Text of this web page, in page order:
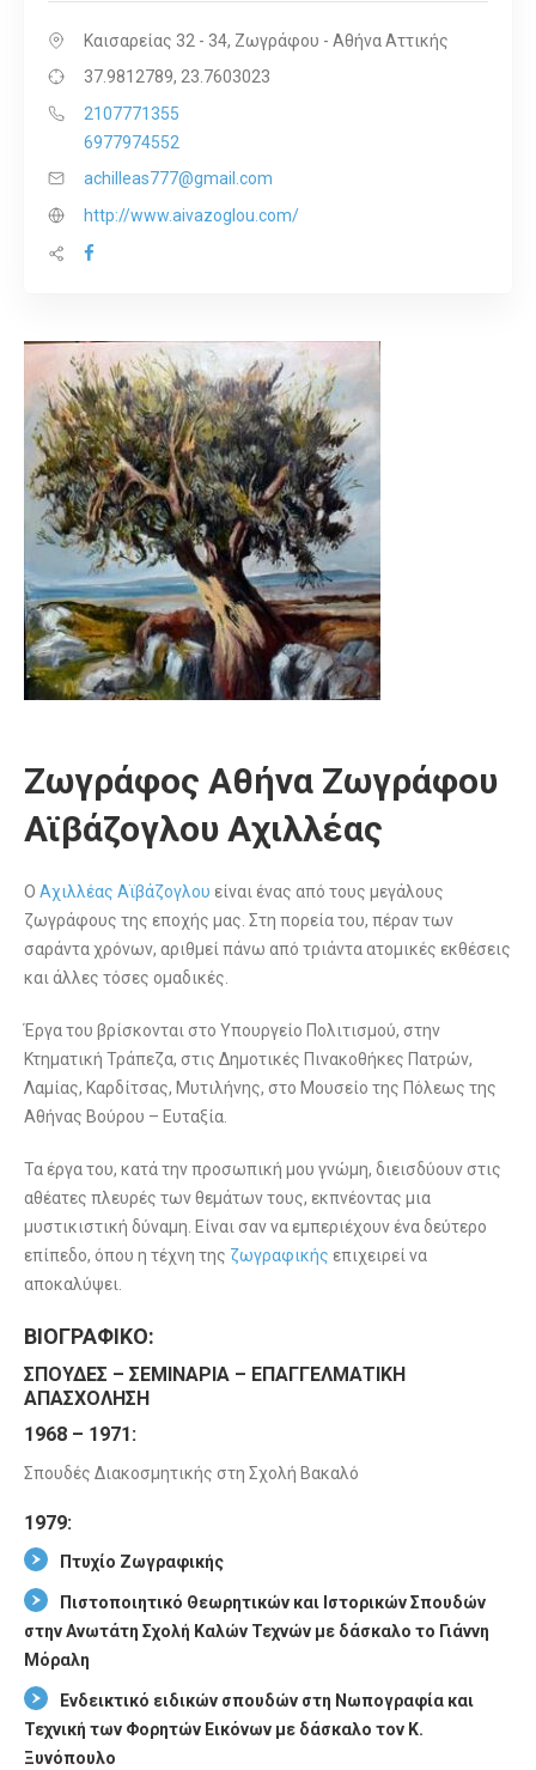
Καισαρείας 32 - 34, Ζωγράφου - Αθήνα Αττικής
37.9812789, 23.7603023
2107771355
6977974552
achilleas777@gmail.com
http://www.aivazoglou.com/
Ζωγράφος Αθήνα Ζωγράφου
Αϊβάζογλου Αχιλλέας
Ο Αχιλλέας Αϊβάζογλου είναι ένας από τους μεγάλους
ζωγράφους της εποχής μας. Στη πορεία του, πέραν των
σαράντα χρόνων, αριθμεί πάνω από τριάντα ατομικές εκθέσεις
και άλλες τόσες ομαδικές.
Έργα του βρίσκονται στο Υπουργείο Πολιτισμού, στην
Κτηματική Τράπεζα, στις Δημοτικές Πινακοθήκες Πατρών,
Λαμίας, Καρδίτσας, Μυτιλήνης, στο Μουσείο της Πόλεως της
Αθήνας Βούρου – Ευταξία.
Τα έργα του, κατά την προσωπική μου γνώμη, διεισδύουν στις
αθέατες πλευρές των θεμάτων τους, εκπνέοντας μια
μυστικιστική δύναμη. Είναι σαν να εμπεριέχουν ένα δεύτερο
επίπεδο, όπου η τέχνη της ζωγραφικής επιχειρεί να
αποκαλύψει.
ΒΙΟΓΡΑΦΙΚΟ:
ΣΠΟΥΔΕΣ – ΣΕΜΙΝΑΡΙΑ – ΕΠΑΓΓΕΛΜΑΤΙΚΗ
ΑΠΑΣΧΟΛΗΣΗ
1968 – 1971:
Σπουδές Διακοσμητικής στη Σχολή Βακαλό
1979:
Πτυχίο Ζωγραφικής
Πιστοποιητικό Θεωρητικών και Ιστορικών Σπουδών
στην Ανωτάτη Σχολή Καλών Τεχνών με δάσκαλο το Γιάννη
Μόραλη
Ενδεικτικό ειδικών σπουδών στη Νωπογραφία και
Τεχνική των Φορητών Εικόνων με δάσκαλο τον Κ.
Ξυνόπουλο